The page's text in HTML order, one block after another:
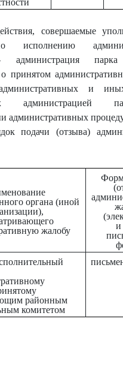
совершаемые
исполнению
парка
принятом
и
администрацией
административных
подачи (отзыва)
органа (иной
жалобу
и
районным
комитетом